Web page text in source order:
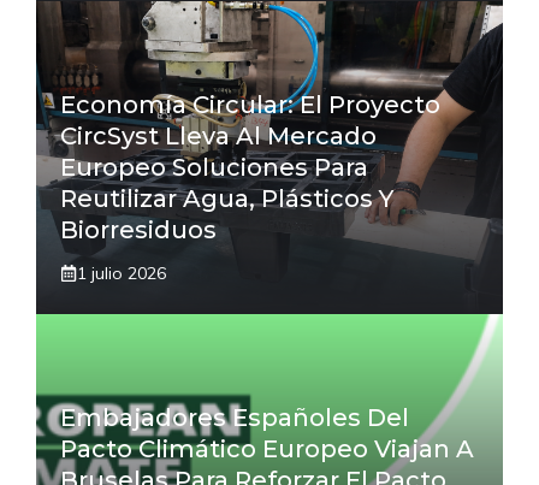
Economía Circular: El Proyecto
CircSyst Lleva Al Mercado
Europeo Soluciones Para
Reutilizar Agua, Plásticos Y
Biorresiduos
1 julio 2026
Embajadores Españoles Del
Pacto Climático Europeo Viajan A